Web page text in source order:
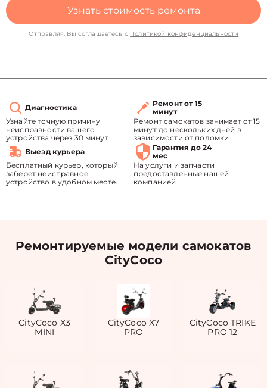
Узнать стоимость ремонта
Отправляя, Вы соглашаетесь с Политикой конфиденциальности
Диагностика
Узнайте точную причину
неисправности вашего
устройства через 30 минут
Ремонт от 15
минут
Ремонт самокатов занимает от 15
минут до нескольких дней в
зависимости от поломки
Выезд курьера
Бесплатный курьер, который
заберет неисправное
устройство в удобном месте.
Гарантия до 24
мес
На услуги и запчасти
предоставленные нашей
компанией
Ремонтируемые модели самокатов
CityCoco
CityCoco X3
MINI
CityCoco X7
PRO
CityCoco TRIKE
PRO 12